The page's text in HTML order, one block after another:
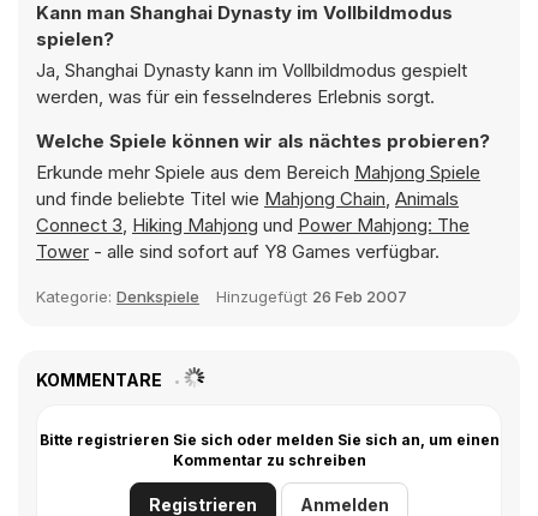
Kann man Shanghai Dynasty im Vollbildmodus
spielen?
Ja, Shanghai Dynasty kann im Vollbildmodus gespielt
werden, was für ein fesselnderes Erlebnis sorgt.
Welche Spiele können wir als nächtes probieren?
Erkunde mehr Spiele aus dem Bereich Mahjong Spiele
und finde beliebte Titel wie Mahjong Chain, Animals
Connect 3, Hiking Mahjong und Power Mahjong: The
Tower - alle sind sofort auf Y8 Games verfügbar.
Kategorie: Denkspiele Hinzugefügt 26 Feb 2007
KOMMENTARE
Bitte registrieren Sie sich oder melden Sie sich an, um einen
Kommentar zu schreiben
Registrieren Anmelden